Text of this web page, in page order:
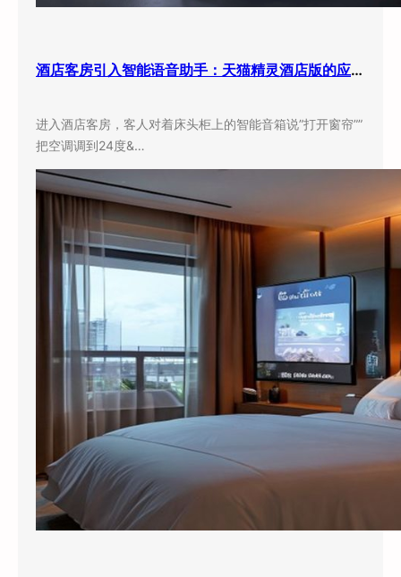
酒店客房引入智能语音助手：天猫精灵酒店版的应用现状与实际效果
进入酒店客房，客人对着床头柜上的智能音箱说”打开窗帘””
把空调调到24度&…